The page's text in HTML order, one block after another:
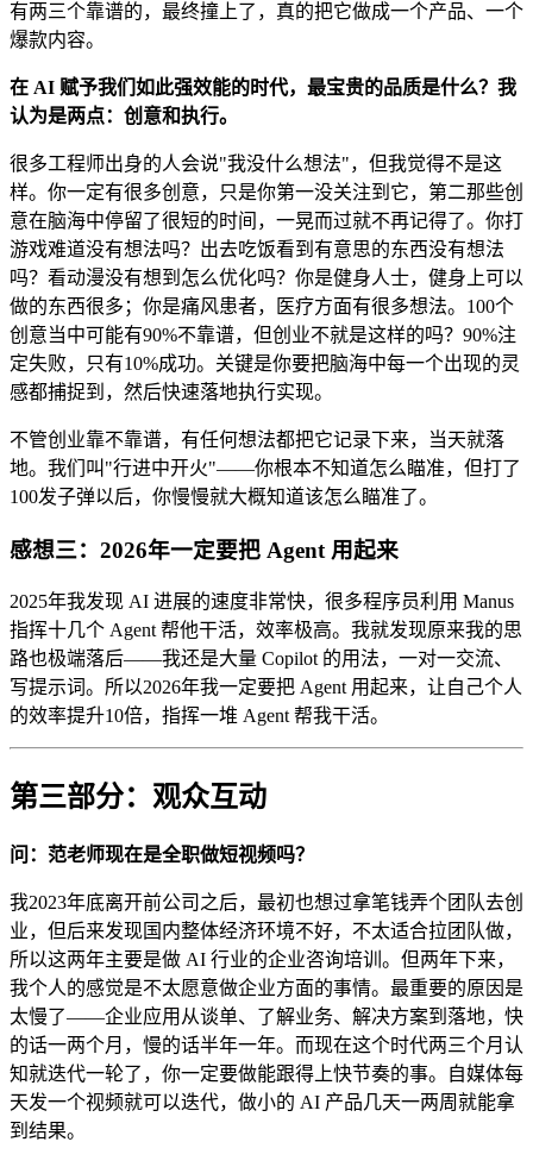
有两三个靠谱的，最终撞上了，真的把它做成一个产品、一个
爆款内容。
在 AI 赋予我们如此强效能的时代，最宝贵的品质是什么？我
认为是两点：创意和执行。
很多工程师出身的人会说"我没什么想法"，但我觉得不是这
样。你一定有很多创意，只是你第一没关注到它，第二那些创
意在脑海中停留了很短的时间，一晃而过就不再记得了。你打
游戏难道没有想法吗？出去吃饭看到有意思的东西没有想法
吗？看动漫没有想到怎么优化吗？你是健身人士，健身上可以
做的东西很多；你是痛风患者，医疗方面有很多想法。100个
创意当中可能有90%不靠谱，但创业不就是这样的吗？90%注
定失败，只有10%成功。关键是你要把脑海中每一个出现的灵
感都捕捉到，然后快速落地执行实现。
不管创业靠不靠谱，有任何想法都把它记录下来，当天就落
地。我们叫"行进中开火"——你根本不知道怎么瞄准，但打了
100发子弹以后，你慢慢就大概知道该怎么瞄准了。
感想三：2026年一定要把 Agent 用起来
2025年我发现 AI 进展的速度非常快，很多程序员利用 Manus
指挥十几个 Agent 帮他干活，效率极高。我就发现原来我的思
路也极端落后——我还是大量 Copilot 的用法，一对一交流、
写提示词。所以2026年我一定要把 Agent 用起来，让自己个人
的效率提升10倍，指挥一堆 Agent 帮我干活。
第三部分：观众互动
问：范老师现在是全职做短视频吗？
我2023年底离开前公司之后，最初也想过拿笔钱弄个团队去创
业，但后来发现国内整体经济环境不好，不太适合拉团队做，
所以这两年主要是做 AI 行业的企业咨询培训。但两年下来，
我个人的感觉是不太愿意做企业方面的事情。最重要的原因是
太慢了——企业应用从谈单、了解业务、解决方案到落地，快
的话一两个月，慢的话半年一年。而现在这个时代两三个月认
知就迭代一轮了，你一定要做能跟得上快节奏的事。自媒体每
天发一个视频就可以迭代，做小的 AI 产品几天一两周就能拿
到结果。